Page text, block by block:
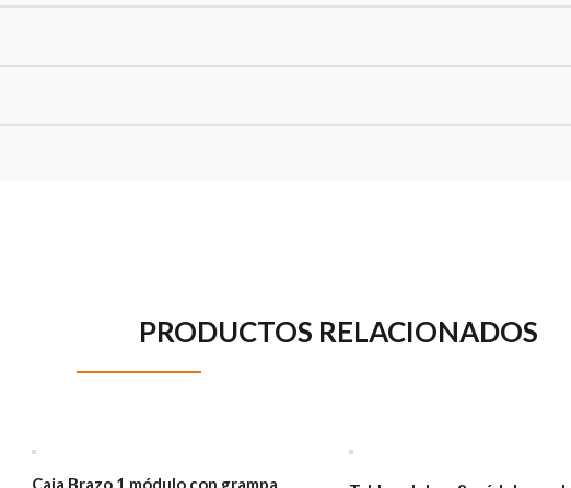
PRODUCTOS RELACIONADOS
Caja Brazo 1 módulo con grampa